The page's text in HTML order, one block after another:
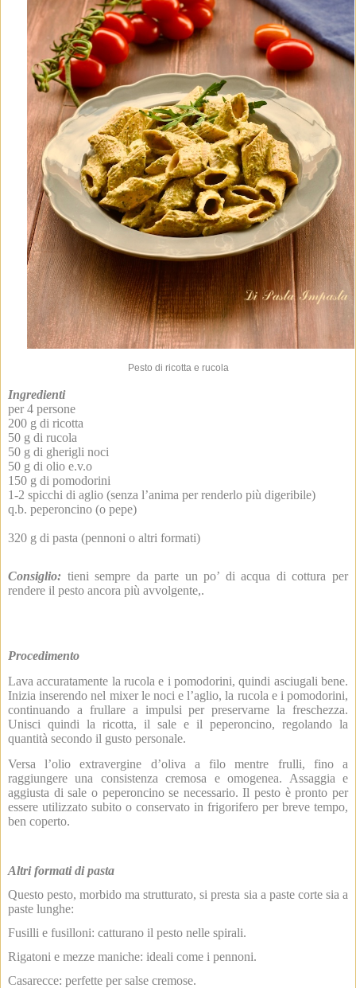
Pesto di ricotta e rucola
Ingredienti
per 4 persone
200 g di ricotta
50 g di rucola
50 g di gherigli noci
50 g di olio e.v.o
150 g di pomodorini
1-2 spicchi di aglio (senza l’anima per renderlo più digeribile)
q.b. peperoncino (o pepe)
320 g di pasta (pennoni o altri formati)
Consiglio: tieni sempre da parte un po’ di acqua di cottura per
rendere il pesto ancora più avvolgente,.
Procedimento
Lava accuratamente la rucola e i pomodorini, quindi asciugali bene.
Inizia inserendo nel mixer le noci e l’aglio, la rucola e i pomodorini,
continuando a frullare a impulsi per preservarne la freschezza.
Unisci quindi la ricotta, il sale e il peperoncino, regolando la
quantità secondo il gusto personale.
Versa l’olio extravergine d’oliva a filo mentre frulli, fino a
raggiungere una consistenza cremosa e omogenea. Assaggia e
aggiusta di sale o peperoncino se necessario. Il pesto è pronto per
essere utilizzato subito o conservato in frigorifero per breve tempo,
ben coperto.
Altri formati di pasta
Questo pesto, morbido ma strutturato, si presta sia a paste corte sia a
paste lunghe:
Fusilli e fusilloni: catturano il pesto nelle spirali.
Rigatoni e mezze maniche: ideali come i pennoni.
Casarecce: perfette per salse cremose.